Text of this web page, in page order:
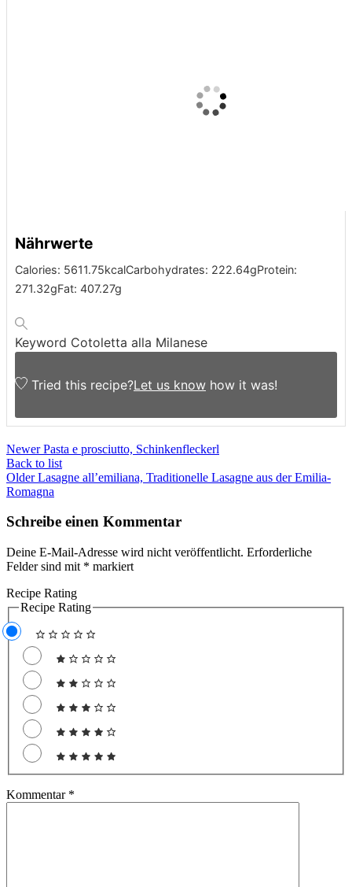
Nährwerte
Calories: 5611.75kcalCarbohydrates: 222.64gProtein:
271.32gFat: 407.27g
Keyword Cotoletta alla Milanese
Tried this recipe?Let us know how it was!
Newer Pasta e prosciutto, Schinkenfleckerl
Back to list
Older Lasagne all’emiliana, Traditionelle Lasagne aus der Emilia-
Romagna
Schreibe einen Kommentar
Deine E-Mail-Adresse wird nicht veröffentlicht. Erforderliche
Felder sind mit * markiert
Recipe Rating
Recipe Rating
Kommentar *